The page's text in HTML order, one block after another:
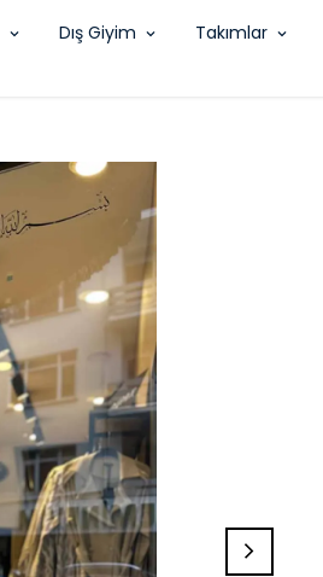
Dış Giyim Takımlar